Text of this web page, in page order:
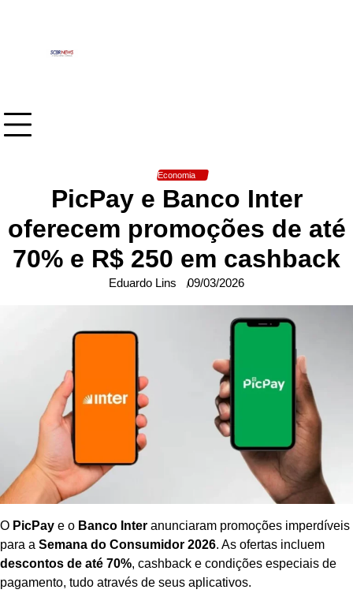
Economia
PicPay e Banco Inter
oferecem promoções de até
70% e R$ 250 em cashback
Eduardo Lins 09/03/2026
O PicPay e o Banco Inter anunciaram promoções imperdíveis
para a Semana do Consumidor 2026. As ofertas incluem
descontos de até 70%, cashback e condições especiais de
pagamento, tudo através de seus aplicativos.